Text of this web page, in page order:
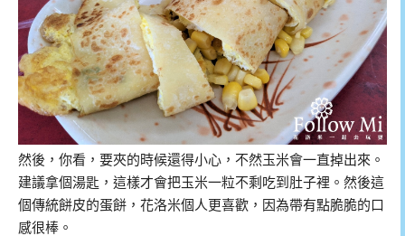
然後，你看，要夾的時候還得小心，不然玉米會一直掉出來。
建議拿個湯匙，這樣才會把玉米一粒不剩吃到肚子裡。然後這
個傳統餅皮的蛋餅，花洛米個人更喜歡，因為帶有點脆脆的口
感很棒。